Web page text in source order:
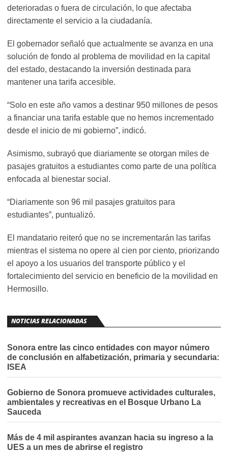
deterioradas o fuera de circulación, lo que afectaba
directamente el servicio a la ciudadanía.
El gobernador señaló que actualmente se avanza en una
solución de fondo al problema de movilidad en la capital
del estado, destacando la inversión destinada para
mantener una tarifa accesible.
“Solo en este año vamos a destinar 950 millones de pesos
a financiar una tarifa estable que no hemos incrementado
desde el inicio de mi gobierno”, indicó.
Asimismo, subrayó que diariamente se otorgan miles de
pasajes gratuitos a estudiantes como parte de una política
enfocada al bienestar social.
“Diariamente son 96 mil pasajes gratuitos para
estudiantes”, puntualizó.
El mandatario reiteró que no se incrementarán las tarifas
mientras el sistema no opere al cien por ciento, priorizando
el apoyo a los usuarios del transporte público y el
fortalecimiento del servicio en beneficio de la movilidad en
Hermosillo.
NOTICIAS RELACIONADAS
Sonora entre las cinco entidades con mayor número
de conclusión en alfabetización, primaria y secundaria:
ISEA
Gobierno de Sonora promueve actividades culturales,
ambientales y recreativas en el Bosque Urbano La
Sauceda
Más de 4 mil aspirantes avanzan hacia su ingreso a la
UES a un mes de abrirse el registro